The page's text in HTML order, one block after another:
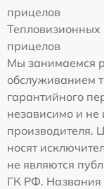
прицелов
Тепловизионных
прицелов
Мы занимаемся
обслуживанием
гарантийного
независимо и не
производителя.
носят
не являются
ГК РФ. Названия